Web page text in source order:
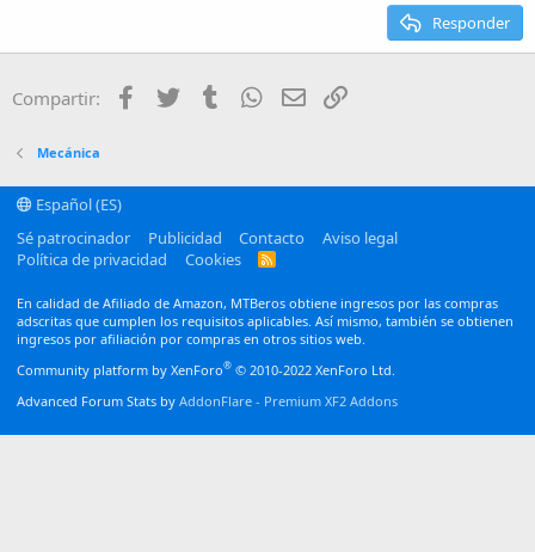
Trebuchet MS
Responder
Compartir: Facebook
Twitter TumblrWhatsApp
Email
Mecánica
Español (ES)
Sé patrocinador
Publicidad Contacto
Aviso legal
Política de privacidad
Cookies
R
En calidad de Afiliado de Amazon, MTBeros obtiene ingresos por las compras
adscritas que cumplen los requisitos aplicables. Así mismo, también se obtienen
ingresos por afiliación por compras en otros sitios web.
Community platform by XenForo® © 2010-2022 XenForo Ltd.
Advanced Forum Stats by AddonFlare - Premium XF2 Addons